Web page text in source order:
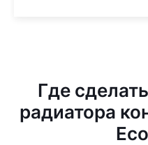
Где
радиатора